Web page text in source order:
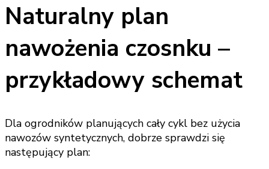
Naturalny plan
nawożenia czosnku –
przykładowy schemat
Dla ogrodników planujących cały cykl bez użycia
nawozów syntetycznych, dobrze sprawdzi się
następujący plan: